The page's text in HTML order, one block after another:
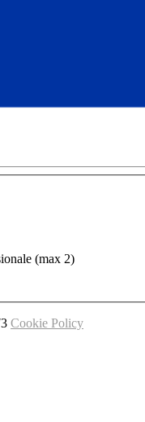
(max 2)
Cookie Policy